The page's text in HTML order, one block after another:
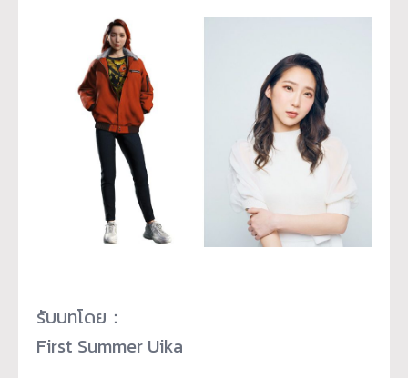
รับบทโดย：
First Summer Uika